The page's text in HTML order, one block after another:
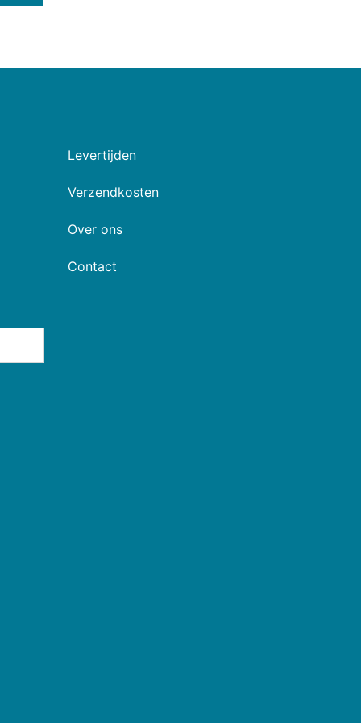
Levertijden
Verzendkosten
Over ons
Contact